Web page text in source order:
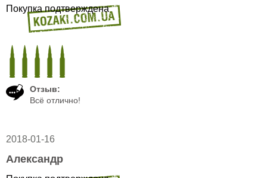
Покупка подтверждена
Отзыв:
Всё отлично!
2018-01-16
Александр